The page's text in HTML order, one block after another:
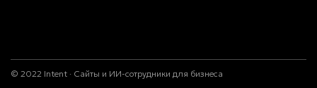
© 2022 Intent · Сайты и ИИ-сотрудники для бизнеса